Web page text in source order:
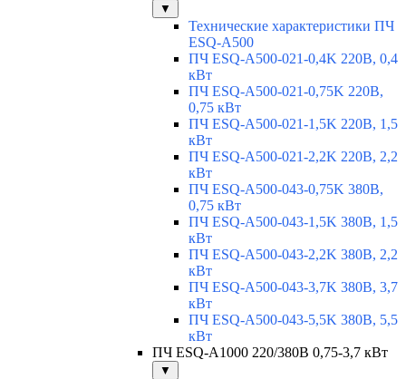
▼
Технические характеристики ПЧ
ESQ-A500
ПЧ ESQ-A500-021-0,4K 220В, 0,4
кВт
ПЧ ESQ-A500-021-0,75K 220В,
0,75 кВт
ПЧ ESQ-A500-021-1,5K 220В, 1,5
кВт
ПЧ ESQ-A500-021-2,2K 220В, 2,2
кВт
ПЧ ESQ-A500-043-0,75K 380В,
0,75 кВт
ПЧ ESQ-A500-043-1,5K 380В, 1,5
кВт
ПЧ ESQ-A500-043-2,2K 380В, 2,2
кВт
ПЧ ESQ-A500-043-3,7K 380В, 3,7
кВт
ПЧ ESQ-A500-043-5,5K 380В, 5,5
кВт
ПЧ ESQ-A1000 220/380В 0,75-3,7 кВт
▼